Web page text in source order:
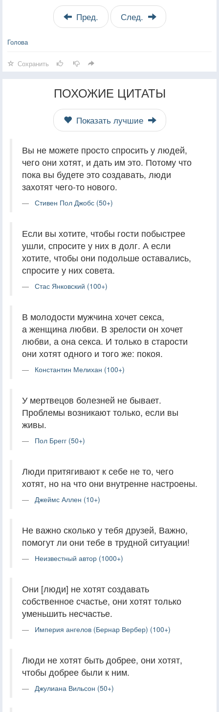
Пред. След.
Голова
Сохранить
ПОХОЖИЕ ЦИТАТЫ
Показать лучшие
Вы не можете просто спросить у людей,
чего они хотят, и дать им это. Потому что
пока вы будете это создавать, люди
захотят чего-то нового.
Стивен Пол Джобс (50+)
Если вы хотите, чтобы гости побыстрее
ушли, спросите у них в долг. А если
хотите, чтобы они подольше оставались,
спросите у них совета.
Стас Янковский (100+)
В молодости мужчина хочет секса,
а женщина любви. В зрелости он хочет
любви, а она секса. И только в старости
они хотят одного и того же: покоя.
Константин Мелихан (100+)
У мертвецов болезней не бывает.
Проблемы возникают только, если вы
живы.
Пол Брегг (50+)
Люди притягивают к себе не то, чего
хотят, но на что они внутренне настроены.
Джеймс Аллен (10+)
Не важно сколько у тебя друзей, Важно,
помогут ли они тебе в трудной ситуации!
Неизвестный автор (1000+)
Они [люди] не хотят создавать
собственное счастье, они хотят только
уменьшить несчастье.
Империя ангелов (Бернар Вербер) (100+)
Люди не хотят быть добрее, они хотят,
чтобы добрее были к ним.
Джулиана Вильсон (50+)